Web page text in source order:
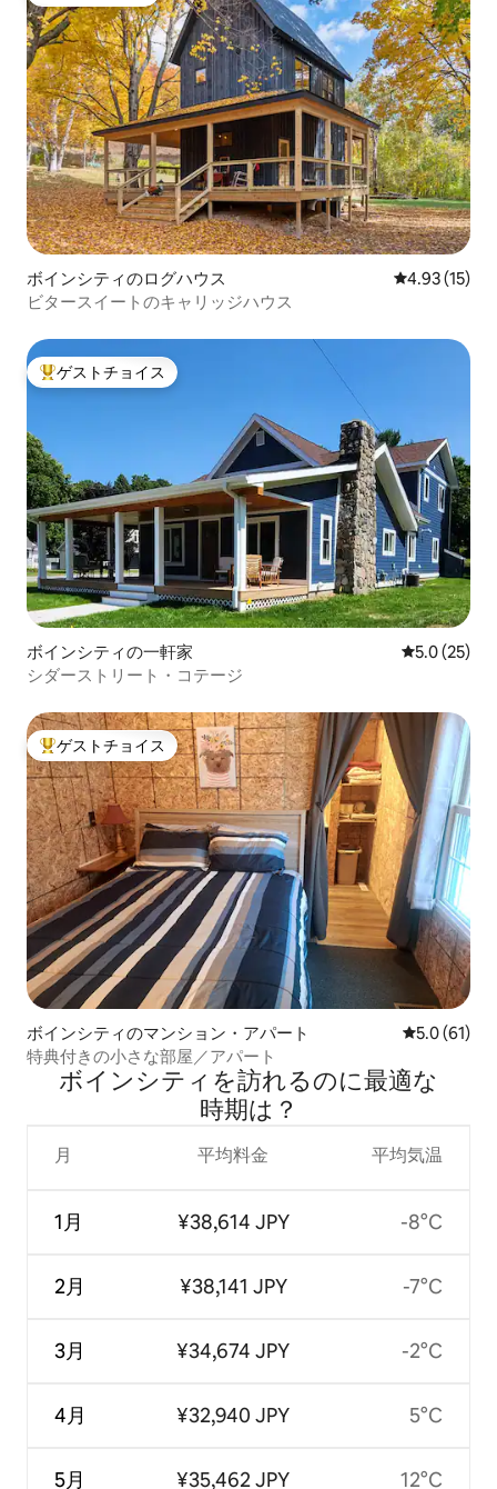
ボインシティのログハウス レビュー15
4.93 (15)
ビタースイートのキャリッジハウス
大好評のゲストチョイスです。
ゲストチョイス
ボインシティの一軒家 レビュー25
5.0 (25)
シダーストリート・コテージ
大好評のゲストチョイスです。
ゲストチョイス
ボインシティのマンション・アパート レビュー61
5.0 (61)
特典付きの小さな部屋／アパート
ボインシティを訪⁠れ⁠るの⁠に最⁠適⁠な
時⁠期⁠は⁠？
月
1月
2月
3月
4月
5月
平均料金
¥38,614 JPY
¥38,141 JPY
¥34,674 JPY
¥32,940 JPY
¥35,462 JPY
平均気温
-8°C
-7°C
-2°C
5°C
12°C